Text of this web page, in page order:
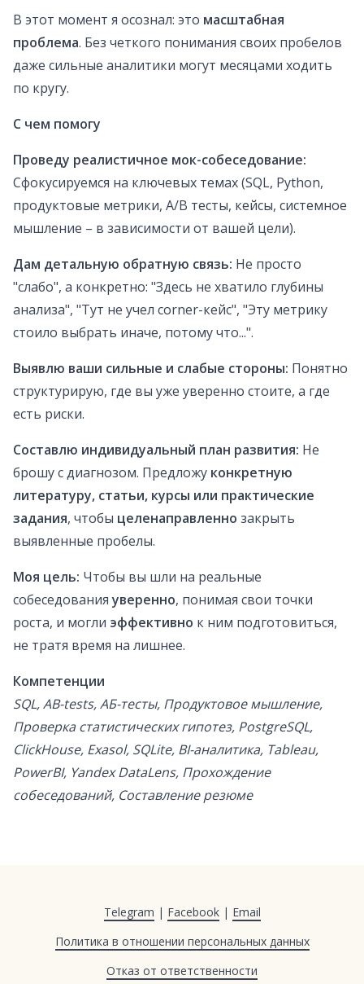
В этот момент я осознал: это масштабная
проблема. Без четкого понимания своих пробелов
даже сильные аналитики могут месяцами ходить
по кругу.
С чем помогу
Проведу реалистичное мок-собеседование:
Сфокусируемся на ключевых темах (SQL, Python,
продуктовые метрики, A/B тесты, кейсы, системное
мышление – в зависимости от вашей цели).
Дам детальную обратную связь: Не просто
"слабо", а конкретно: "Здесь не хватило глубины
анализа", "Тут не учел corner-кейс", "Эту метрику
стоило выбрать иначе, потому что...".
Выявлю ваши сильные и слабые стороны: Понятно
структурирую, где вы уже уверенно стоите, а где
есть риски.
Составлю индивидуальный план развития: Не
брошу с диагнозом. Предложу конкретную
литературу, статьи, курсы или практические
задания, чтобы целенаправленно закрыть
выявленные пробелы.
Моя цель: Чтобы вы шли на реальные
собеседованияуверенно, понимая свои точки
роста, и могли эффективно к ним подготовиться,
не тратя время на лишнее.
Компетенции
SQL, AB-tests, АБ-тесты, Продуктовое мышление,
Проверка статистических гипотез, PostgreSQL,
ClickHouse, Exasol, SQLite, BI-аналитика, Tableau,
PowerBI, Yandex DataLens, Прохождение
собеседований, Составление резюме
Telegram | Facebook| Email
Политика в отношении персональных данных
Отказ от ответственности